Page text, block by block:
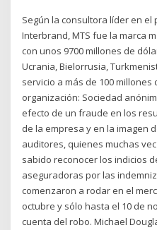
Según la consultora líder en
Interbrand, MTS fue la marca
con unos 9700 millones de
Ucrania, Bielorrusia,
servicio a más de 100 millones
organización: Sociedad
efecto de un fraude en los
de la empresa y en la imagen
auditores, quienes muchas
sabido reconocer los indicios
aseguradoras por las
comenzaron a rodar en el
octubre y sólo hasta el 10 de
cuenta del robo. Michael